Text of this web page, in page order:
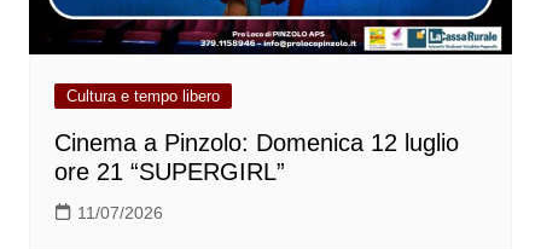
Cultura e tempo libero
Cinema a Pinzolo: Domenica 12 luglio
ore 21 “SUPERGIRL”
11/07/2026